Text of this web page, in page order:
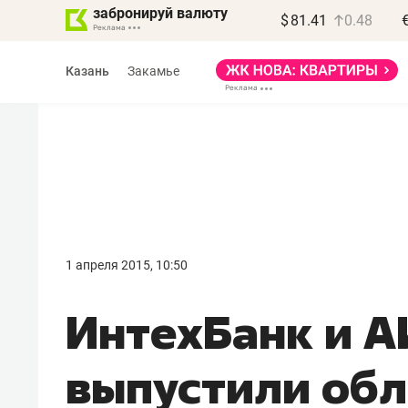
забронируй валюту $ 81.41 0.48
Казань Закамье
1 апреля 2015, 10:50
ИнтехБанк и
выпустили
правил, бизнес может
потерять минимум